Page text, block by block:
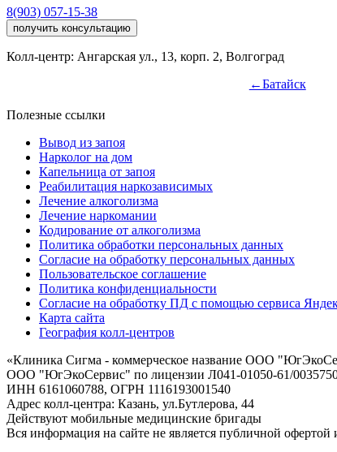
8(903) 057-15-38
получить консультацию
Колл-центр: Ангарская ул., 13, корп. 2, Волгоград
←Батайск
Полезные ссылки
Вывод из запоя
Нарколог на дом
Капельница от запоя
Реабилитация наркозависимых
Лечение алкоголизма
Лечение наркомании
Кодирование от алкоголизма
Политика обработки персональных данных
Согласие на обработку персональных данных
Пользовательское соглашение
Политика конфиденциальности
Согласие на обработку ПД с помощью сервиса
Карта сайта
География колл-центров
«Клиника Сигма - коммерческое название ООО
ООО "ЮгЭкоСервис" по лицензии Л041-01050-61/
ИНН 6161060788, ОГРН 1116193001540
Адрес колл-центра: Казань, ул.Бутлерова, 44
Действуют мобильные медицинские бригады
Вся информация на сайте не является публичной